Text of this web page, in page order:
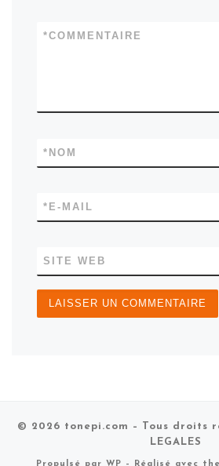
COMMENTAIRE
*
NOM
*
E-MAIL
*
SITE WEB
© 2026 tonepi.com – Tous droits
LEGALES
Propulsé par WP – Réalisé avec